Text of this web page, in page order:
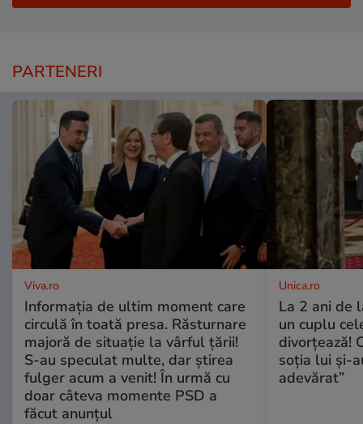
PARTENERI
Viva.ro
Informația de ultim moment care
circulă în toată presa. Răsturnare
majoră de situație la vârful țării!
S-au speculat multe, dar știrea
fulger acum a venit! În urmă cu
doar câteva momente PSD a
făcut anunțul
Unica.ro
La 2 ani de
un cuplu
divorțează!
soția lui și-
adevărat”